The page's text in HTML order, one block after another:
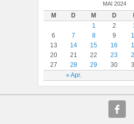
MAI 2024
M D M D
« Apr.
1 2
6
7 8 9
13
14 15 16
20
21 22 23
27
28 29 30